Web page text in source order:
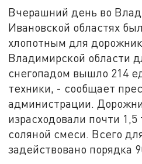
Вчерашний день во
Ивановской областях
хлопотным для
Владимирской области
снегопадом вышло 214
техники, - сообщает
администрации.
израсходовали почти
соляной смеси. Всего
задействовано порядка